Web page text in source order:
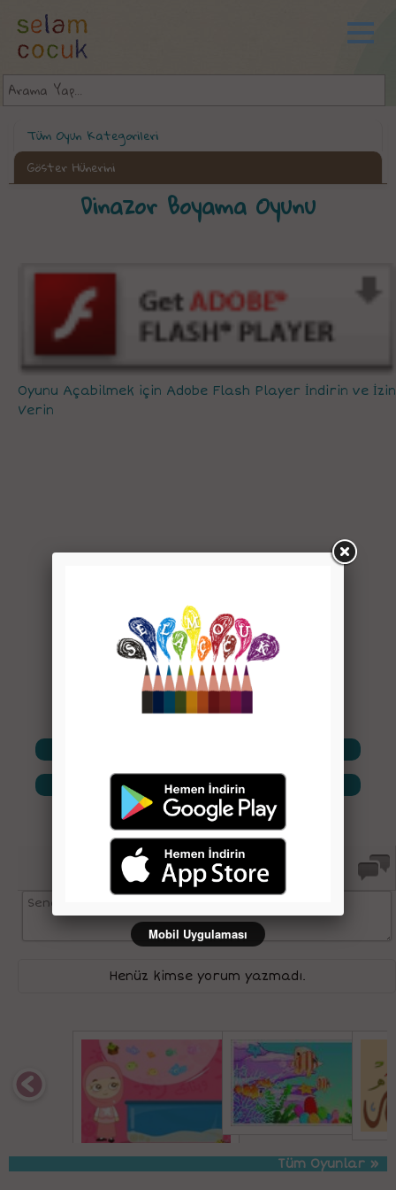
Tüm Oyun Kategorileri
Göster Hünerini
Dinazor Boyama Oyunu
Oyunu Açabilmek için Adobe Flash Player İndirin ve İzin
Verin
Pinterest'te Paylaş Whatsapp'ta Paylaş
Yorumlar
Henüz kimse yorum yazmadı.
Tüm Oyunlar »
Mobil Uygulaması